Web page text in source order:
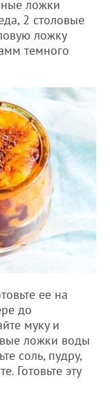
ложки
2 столовые
ложку
темного
ее на
до
муку и
ложки воды
соль, пудру,
Готовьте эту